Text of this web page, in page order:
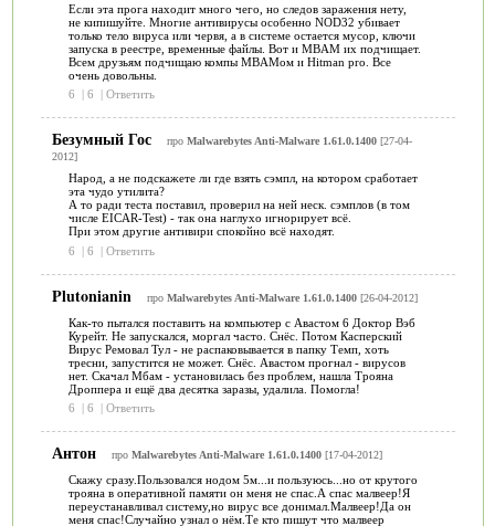
Если эта прога находит много чего, но следов заражения нету,
не кипишуйте. Многие антивирусы особенно NOD32 убивает
только тело вируса или червя, а в системе остается мусор, ключи
запуска в реестре, временные файлы. Вот и MBAM их подчищает.
Всем друзьям подчищаю компы MBAMом и Hitman pro. Все
очень довольны.
6
| 6 | Ответить
Безумный Гос про Malwarebytes Anti-Malware 1.61.0.1400[27-04-
2012]
Народ, а не подскажете ли где взять сэмпл, на котором сработает
эта чудо утилита?
А то ради теста поставил, проверил на ней неск. сэмплов (в том
числе EICAR-Test) - так она наглухо игнорирует всё.
При этом другие антивири спокойно всё находят.
6
| 6 | Ответить
Plutonianin про Malwarebytes Anti-Malware 1.61.0.1400[26-04-2012]
Как-то пытался поставить на компьютер с Авастом 6 Доктор Вэб
Курейт. Не запускался, моргал часто. Снёс. Потом Касперский
Вирус Ремовал Тул - не распаковывается в папку Темп, хоть
тресни, запустится не может. Снёс. Авастом прогнал - вирусов
нет. Скачал Мбам - установилась без проблем, нашла Трояна
Дроппера и ещё два десятка заразы, удалила. Помогла!
6
| 6 | Ответить
Антон про Malwarebytes Anti-Malware 1.61.0.1400[17-04-2012]
Скажу сразу.Пользовался нодом 5м...и пользуюсь...но от крутого
трояна в оперативной памяти он меня не спас.А спас малвеер!Я
переустанавливал систему,но вирус все донимал.Малвеер!Да он
меня спас!Случайно узнал о нём.Те кто пишут что малвеер